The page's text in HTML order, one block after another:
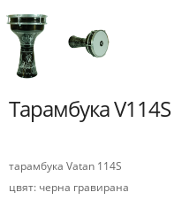
Тарамбука V114S
тарамбука Vatan 114S
цвят: черна гравирана